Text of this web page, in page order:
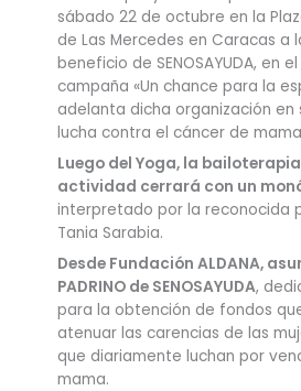
sábado 22 de octubre en la
de Las Mercedes en Caracas a
beneficio de SENOSAYUDA, en
campaña «Un chance para la
adelanta dicha organización en
lucha contra el cáncer de
Luego del Yoga, la
actividad cerrará con un
interpretado por la reconocida
Tania Sarabia.
Desde Fundación ALDANA,
PADRINO de SENOSAYUDA,
para la obtención de fondos
atenuar las carencias de las
que diariamente luchan por
mama.